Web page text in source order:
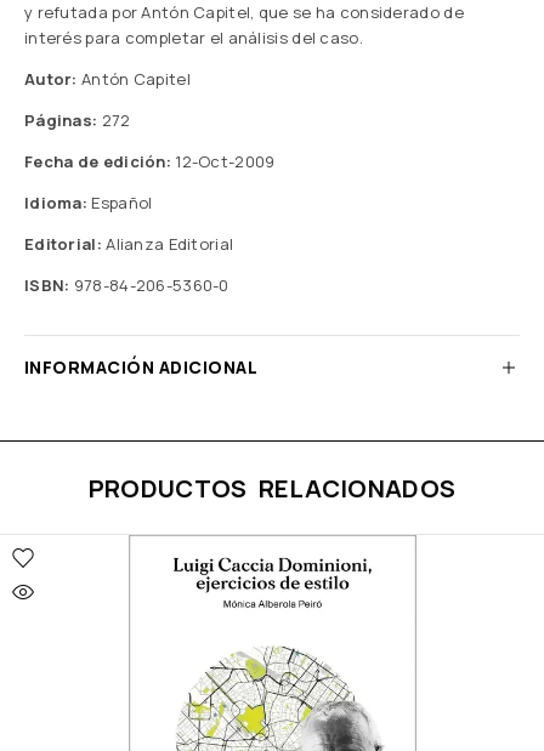
y refutada por Antón Capitel, que se ha considerado de
interés para completar el análisis del caso.
Autor:Antón Capitel
Páginas: 272
Fecha de edición: 12-Oct-2009
Idioma: Español
Editorial: Alianza Editorial
ISBN: 978-84-206-5360-0
INFORMACIÓN ADICIONAL
PRODUCTOS RELACIONADOS